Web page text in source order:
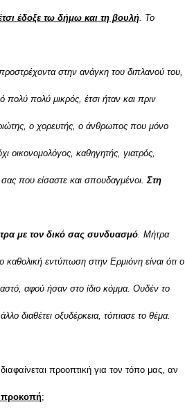
έτσι έδοξε τω δήμω και τη βουλή. Το
στην ανάγκη του διπλανού του,
πολύ μικρός, έτσι ήταν και πριν
ο χορευτής, ο άνθρωπος που μόνο
οικονομολόγος, καθηγητής, γιατρός,
σας που είσαστε και σπουδαγμένοι.Στη
με τον δικό σας συνδυασμό. Μήτρα
εντύπωση στην Ερμιόνη είναι ότι ο
αφού ήσαν στο ίδιο κόμμα. Ουδέν το
διαθέτει οξυδέρκεια, τόπιασε το θέμα.
προοπτική για τον τόπο μας, αν
προκοπή;